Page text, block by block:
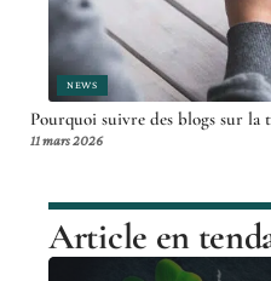
NEWS
Pourquoi suivre des blogs sur la
11 mars 2026
Article en